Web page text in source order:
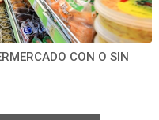
CON O SIN